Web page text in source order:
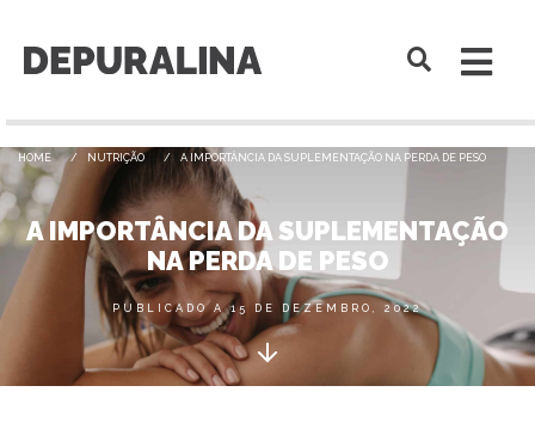
HOME NUTRIÇÃO A IMPORTÂNCIA DA SUPLEMENTAÇÃO NA PERDA DE PESO
A IMPORTÂNCIA DA SUPLEMENTAÇÃO
NA PERDA DE PESO
PUBLICADO A 15 DE DEZEMBRO, 2022